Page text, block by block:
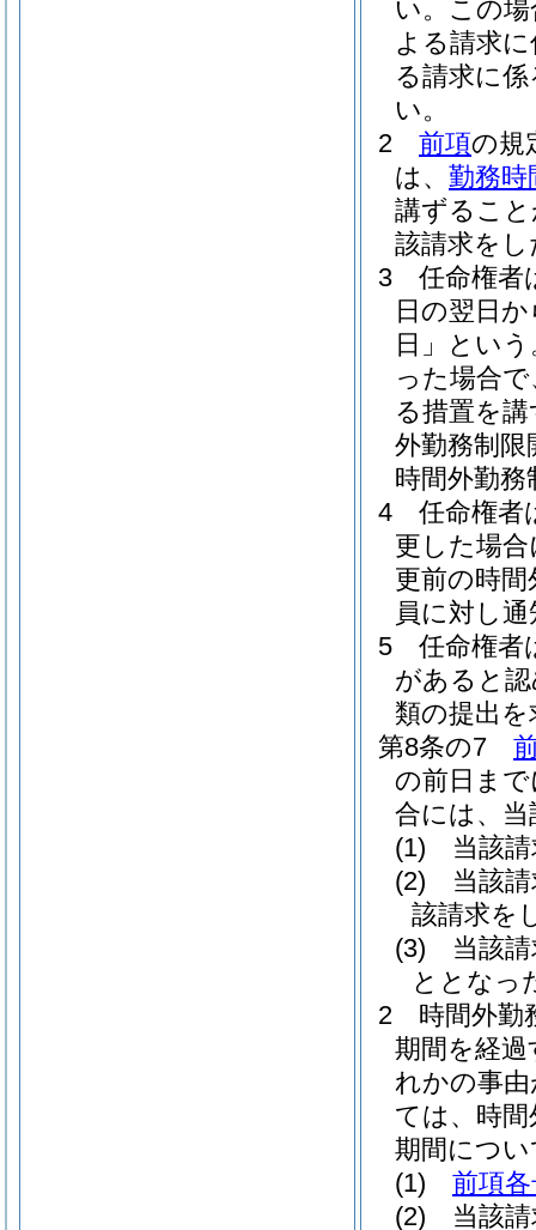
い。 この
よる請求
る請求に
い。
2
前項の規
は、 勤務時
講ずるこ
該請求を
3
任命権者
日の翌日
日」という
った場合で
る措置を
外勤務制
時間外勤
4
任命権者
更した場
更前の時
員に対し
5
任命権者
があると
類の提出
第8条の7
の前日まで
合には、
(1)
当該
(2)
当該
該請求を
(3)
当該
ととなっ
2
時間外勤
期間を経
れかの事
ては、時
期間につ
(1)
前項
(2)
当該